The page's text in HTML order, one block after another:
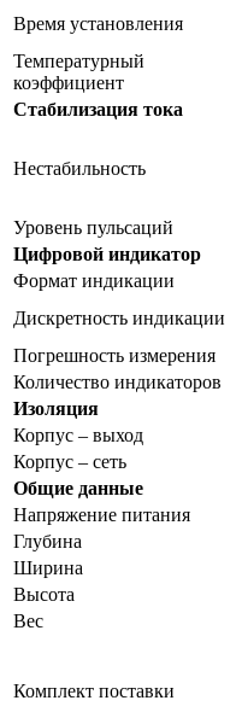
Время установления
Температурный
коэффициент
Стабилизация тока
Нестабильность
Уровень пульсаций
Цифровой индикатор
Формат индикации
Дискретность индикации
Погрешность измерения
Количество индикаторов
Изоляция
Корпус – выход
Корпус – сеть
Общие данные
Напряжение питания
Глубина
Ширина
Высота
Вес
Комплект поставки